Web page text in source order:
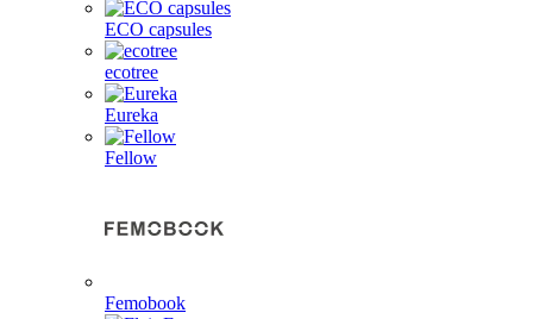
ECO capsules
ecotree
Eureka
Fellow
Femobook